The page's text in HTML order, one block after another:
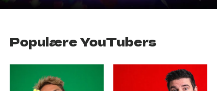
Populære YouTubers